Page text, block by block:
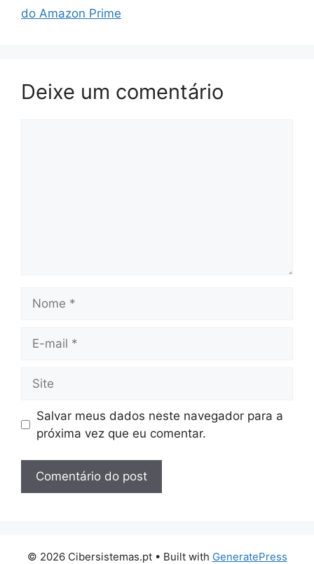
do Amazon Prime
Deixe um comentário
mail
Salvar meus dados neste navegador para a
próxima vez que eu comentar.
© 2026 Cibersistemas.pt• Built with GeneratePress